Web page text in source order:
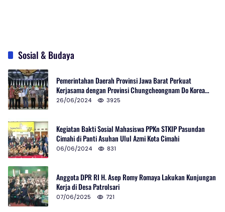
Sosial & Budaya
Pemerintahan Daerah Provinsi Jawa Barat Perkuat
Kerjasama dengan Provinsi Chungcheongnam Do Korea
Selatan
26/06/2024 3925
Kegiatan Bakti Sosial Mahasiswa PPKn STKIP Pasundan
Cimahi di Panti Asuhan Ulul Azmi Kota Cimahi
06/06/2024 831
Anggota DPR RI H. Asep Romy Romaya Lakukan Kunjungan
Kerja di Desa Patrolsari
07/06/2025 721